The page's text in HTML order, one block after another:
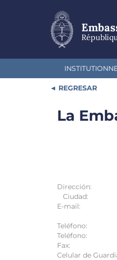
REGRESAR
La
Dirección:
Ciudad:
E-mail:
Teléfono:
Teléfono:
Fax:
Celular de